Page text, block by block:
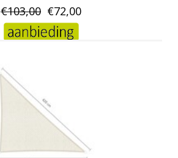
€103,00 €72,00